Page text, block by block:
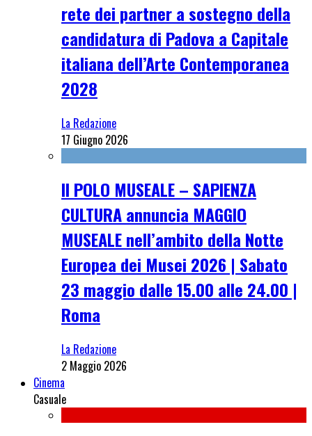
rete dei partner a sostegno della
candidatura di Padova a Capitale
italiana dell’Arte Contemporanea
2028
La Redazione
17 Giugno 2026
Il POLO MUSEALE – SAPIENZA
CULTURA annuncia MAGGIO
MUSEALE nell’ambito della Notte
Europea dei Musei 2026 | Sabato
23 maggio dalle 15.00 alle 24.00 |
Roma
La Redazione
2 Maggio 2026
Cinema
Casuale